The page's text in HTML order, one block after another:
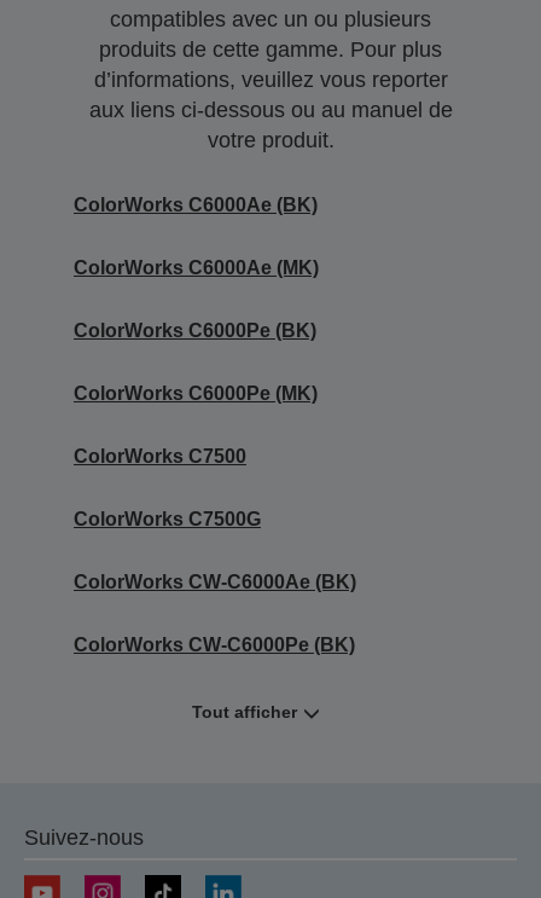
compatibles avec un ou plusieurs
produits de cette gamme. Pour plus
d’informations, veuillez vous reporter
aux liens ci-dessous ou au manuel de
votre produit.
ColorWorks C6000Ae (BK)
ColorWorks C6000Ae (MK)
ColorWorks C6000Pe (BK)
ColorWorks C6000Pe (MK)
ColorWorks C7500
ColorWorks C7500G
ColorWorks CW-C6000Ae (BK)
ColorWorks CW-C6000Pe (BK)
Tout afficher
Suivez-nous